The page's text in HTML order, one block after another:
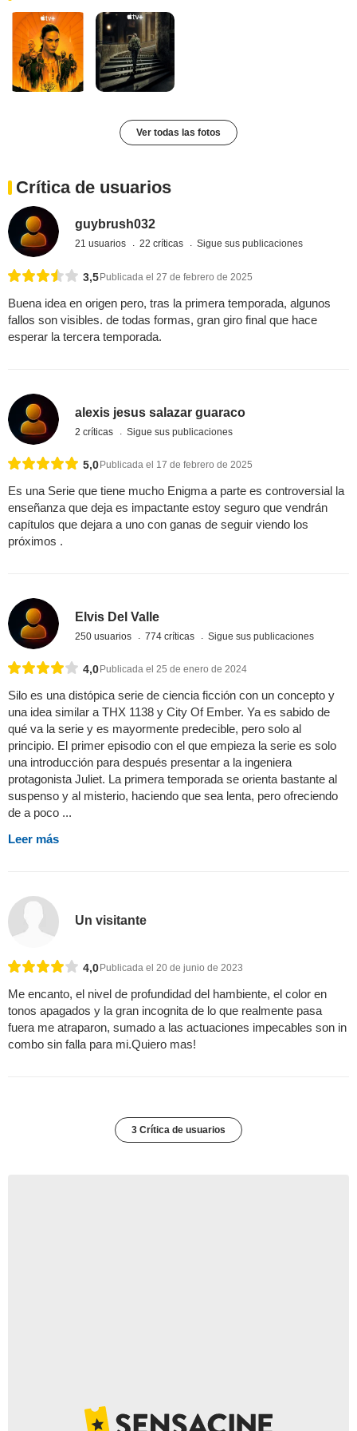
Ver todas las fotos
Crítica de usuarios
guybrush032
21 usuarios 22 críticas Sigue sus publicaciones
3,5Publicada el 27 de febrero de 2025
Buena idea en origen pero, tras la primera temporada, algunos
fallos son visibles. de todas formas, gran giro final que hace
esperar la tercera temporada.
alexis jesus salazar guaraco
2 críticas Sigue sus publicaciones
5,0 Publicada el 17 de febrero de 2025
Es una Serie que tiene mucho Enigma a parte es controversial la
enseñanza que deja es impactante estoy seguro que vendrán
capítulos que dejara a uno con ganas de seguir viendo los
próximos .
Elvis Del Valle
250 usuarios 774 críticas Sigue sus publicaciones
4,0 Publicada el 25 de enero de 2024
Silo es una distópica serie de ciencia ficción con un concepto y
una idea similar a THX 1138 y City Of Ember. Ya es sabido de
qué va la serie y es mayormente predecible, pero solo al
principio. El primer episodio con el que empieza la serie es solo
una introducción para después presentar a la ingeniera
protagonista Juliet. La primera temporada se orienta bastante al
suspenso y al misterio, haciendo que sea lenta, pero ofreciendo
de a poco ...
Leer más
Un visitante
4,0Publicada el 20 de junio de 2023
Me encanto, el nivel de profundidad del hambiente, el color en
tonos apagados y la gran incognita de lo que realmente pasa
fuera me atraparon, sumado a las actuaciones impecables son in
combo sin falla para mi.Quiero mas!
3 Crítica de usuarios